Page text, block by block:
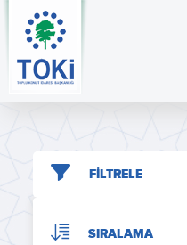
FİLTRELE
SIRALAMA